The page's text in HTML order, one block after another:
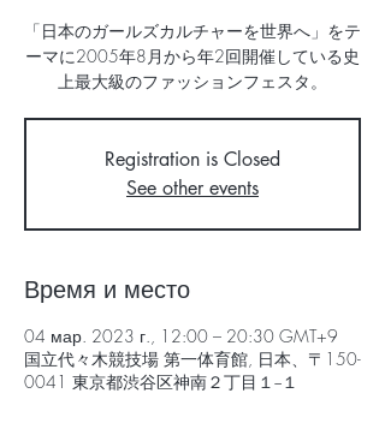
「⽇本のガールズカルチャーを世界へ」をテ
ーマに2005年8⽉から年2回開催している史
上最⼤級のファッションフェスタ。
Registration is Closed
See other events
Время и место
04 мар. 2023 г., 12:00 – 20:30 GMT+9
国立代々木競技場 第一体育館, 日本、〒150-
0041 東京都渋谷区神南２丁目１−１